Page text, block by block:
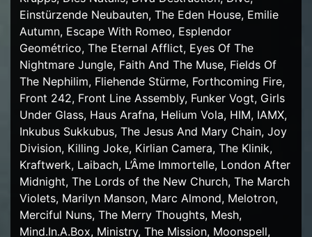
Einstürzende Neubauten, The Eden House, Emilie
Autumn, Escape With Romeo, Esplendor
Geométrico, The Eternal Afflict, Eyes Of The
Nightmare Jungle, Faith And The Muse, Fields Of
The Nephilim, Fliehende Stürme, Forthcoming Fire,
Front 242, Front Line Assembly, Funker Vogt, Girls
Under Glass, Haus Arafna, Helium Vola, HIM, IAMX,
Inkubus Sukkubus, The Jesus And Mary Chain, Joy
Division, Killing Joke, Kirlian Camera, The Klinik,
Kraftwerk, Laibach, L’Âme Immortelle, London After
Midnight, The Lords of the New Church, The March
Violets, Marilyn Manson, Marc Almond, Melotron,
Merciful Nuns, The Merry Thoughts, Mesh,
Mind.In.A.Box, Ministry, The Mission, Moonspell,